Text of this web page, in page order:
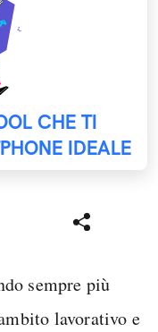
CHE TI
IDEALE
sempre più
lavorativo e